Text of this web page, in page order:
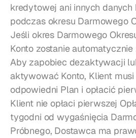
kredytowej ani innych
podczas okresu Darmowego
Jeśli okres Darmowego
Konto zostanie
Aby zapobiec dezaktywacji
aktywować Konto, Klient
odpowiedni Plan i opłacić
Klient nie opłaci pierwszej
tygodni od wygaśnięcia
Próbnego, Dostawca ma